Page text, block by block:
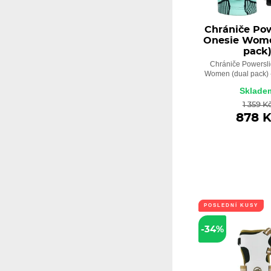
Chrániče
Onesie
pack)
Chrániče
Women (dual pack)
1 359
878
POSLEDNÍ KUSY
-34%